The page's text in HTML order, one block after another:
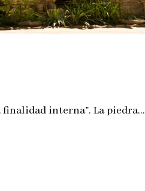
interna”. La piedra…